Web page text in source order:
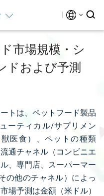
市場規模・シ
ドおよび予測
トは、ペットフード製品
ーティカル/サプリメン
医食）、ペットの種類
通チャネル（コンビニエ
、専門店、スーパーマー
の他のチャネル）によっ
場予測は金額（米ドル）